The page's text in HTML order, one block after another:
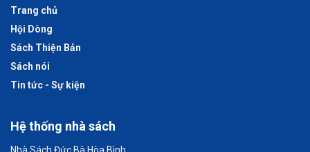
Trang chủ
Hội Dòng
Sách Thiện Bản
Sách nói
Tin tức - Sự kiện
Hệ thống nhà sách
Nhà Sách Đức Bà Hòa Bình